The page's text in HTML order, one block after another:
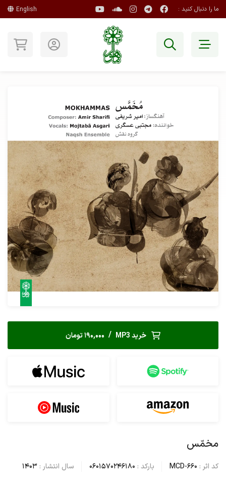
ما را دنبال کنید : English
خرید MP3 / 190,000 تومان
مخمّس
کد اثر : MCD-660 بارکد : 0601570246180 سال انتشار : 1403